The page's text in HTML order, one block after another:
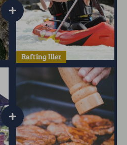
+
Rafting Iller
+